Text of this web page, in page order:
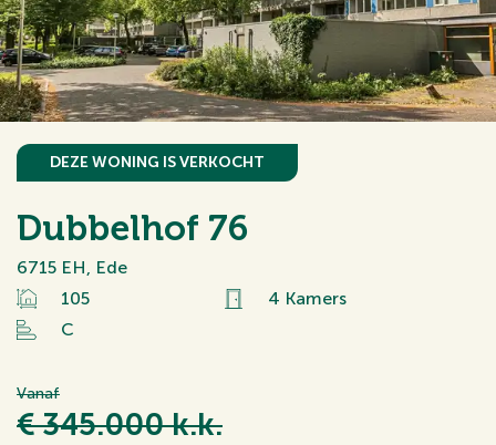
DEZE WONING IS VERKOCHT
Dubbelhof 76
6715 EH, Ede
105
4 Kamers
C
Vanaf
€ 345.000 k.k.